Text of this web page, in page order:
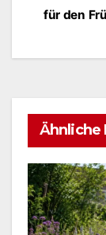
für den
Ähnliche